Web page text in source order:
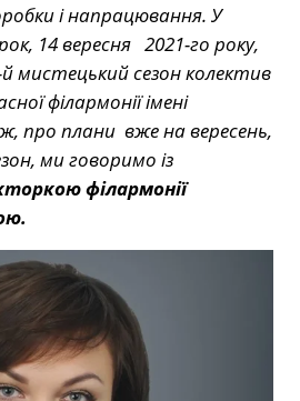
і напрацювання. У
14 вересня 2021-го року,
й мистецький сезон колектив
філармонії імені
ж, про плани вже на вересень,
ми говоримо із
філармонії